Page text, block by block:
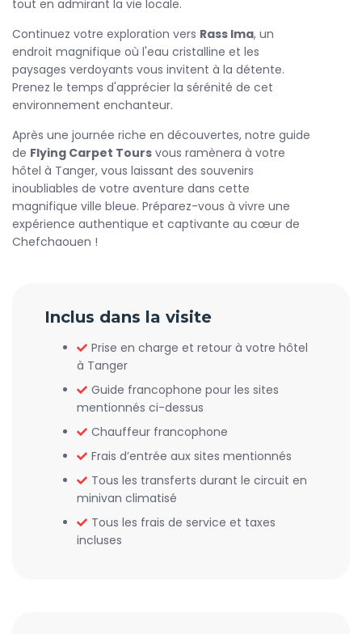
des merveilles marocaines !
tout en admirant la vie locale.
Continuez votre exploration vers Rass lma, un
endroit magnifique où l'eau cristalline et les
paysages verdoyants vous invitent à la détente.
Prenez le temps d'apprécier la sérénité de cet
environnement enchanteur.
Après une journée riche en découvertes, notre guide
de Flying Carpet Tours vous ramènera à votre
hôtel à Tanger, vous laissant des souvenirs
inoubliables de votre aventure dans cette
magnifique ville bleue. Préparez-vous à vivre une
expérience authentique et captivante au cœur de
Chefchaouen !
Inclus dans la visite
Prise en charge et retour à votre hôtel
à Tanger
Guide francophone pour les sites
mentionnés ci-dessus
Chauffeur francophone
Frais d’entrée aux sites mentionnés
Tous les transferts durant le circuit en
minivan climatisé
Tous les frais de service et taxes
incluses